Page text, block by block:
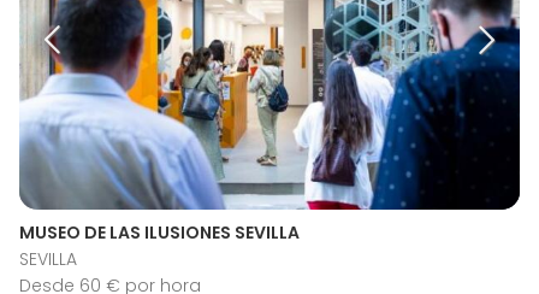
MUSEO DE LAS ILUSIONES SEVILLA
SEVILLA
Desde 60 € por hora